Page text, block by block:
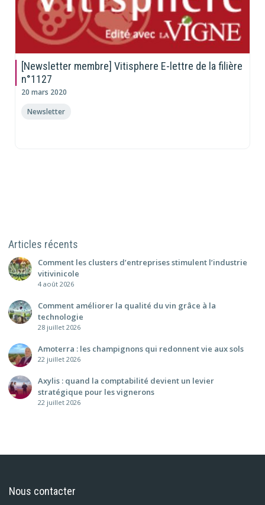
[Newsletter membre] Vitisphere E-lettre de la filière
n°1127
20 mars 2020
Newsletter
Articles récents
Comment les clusters d’entreprises stimulent l’industrie
vitivinicole
4 août 2026
Comment améliorer la qualité du vin grâce à la
technologie
28 juillet 2026
Amoterra : les champignons qui redonnent vie aux sols
22 juillet 2026
Axylis : quand la comptabilité devient un levier
stratégique pour les vignerons
22 juillet 2026
Nous contacter